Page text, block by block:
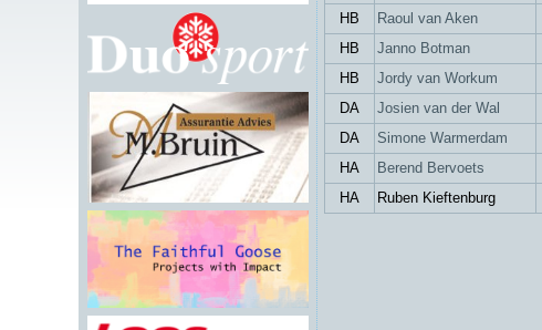
HB
Raoul van Aken
HB
Janno Botman
HB
Jordy van Workum
DA
Josien van der Wal
DA
Simone Warmerdam
HA
Berend Bervoets
HA
Ruben Kieftenburg